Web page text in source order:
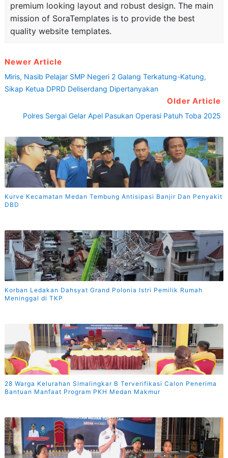
premium looking layout and robust design. The main
mission of SoraTemplates is to provide the best
quality website templates.
Newer Article
Miris, Nasib Pelajar SMP Negeri 2 Galang Terkatung-Katung,
Sikap Ketua DPRD Deliserdang Dipertanyakan
Older Article
Polres Sergai Gelar Apel Pasukan Operasi Patuh Toba 2025
Kurve Kecamatan Medan Tembung Antisipasi Banjir Dan Penyakit
DBD
Korban Ledakan Dahsyat Grand Polonia Istri Pemilik Rumah
Meninggal di TKP
28 Warga Kelurahan Simalingkar B Terverifikasi Calon Penerima
Bantuan Manfaat Program PKH Medan Makmur